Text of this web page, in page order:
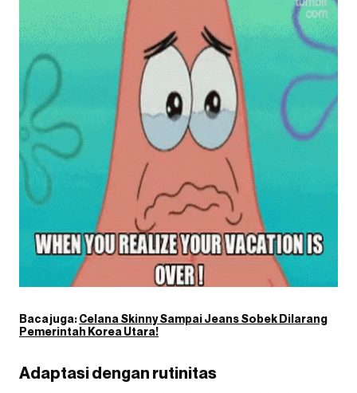
Baca juga:Celana Skinny Sampai Jeans Sobek Dilarang
Pemerintah Korea Utara!
Adaptasi dengan rutinitas